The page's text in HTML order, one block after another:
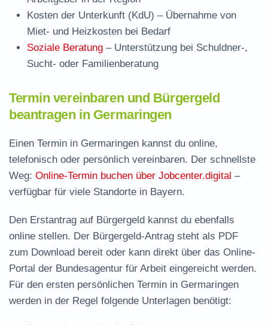
Kosten der Unterkunft (KdU) – Übernahme von
Miet- und Heizkosten bei Bedarf
Soziale Beratung – Unterstützung bei Schuldner-,
Sucht- oder Familienberatung
Termin vereinbaren und Bürgergeld
beantragen in Germaringen
Einen Termin in Germaringen kannst du online,
telefonisch oder persönlich vereinbaren. Der schnellste
Weg: Online-Termin buchen über Jobcenter.digital –
verfügbar für viele Standorte in Bayern.
Den Erstantrag auf Bürgergeld kannst du ebenfalls
online stellen. Der Bürgergeld-Antrag steht als PDF
zum Download bereit oder kann direkt über das Online-
Portal der Bundesagentur für Arbeit eingereicht werden.
Für den ersten persönlichen Termin in Germaringen
werden in der Regel folgende Unterlagen benötigt: